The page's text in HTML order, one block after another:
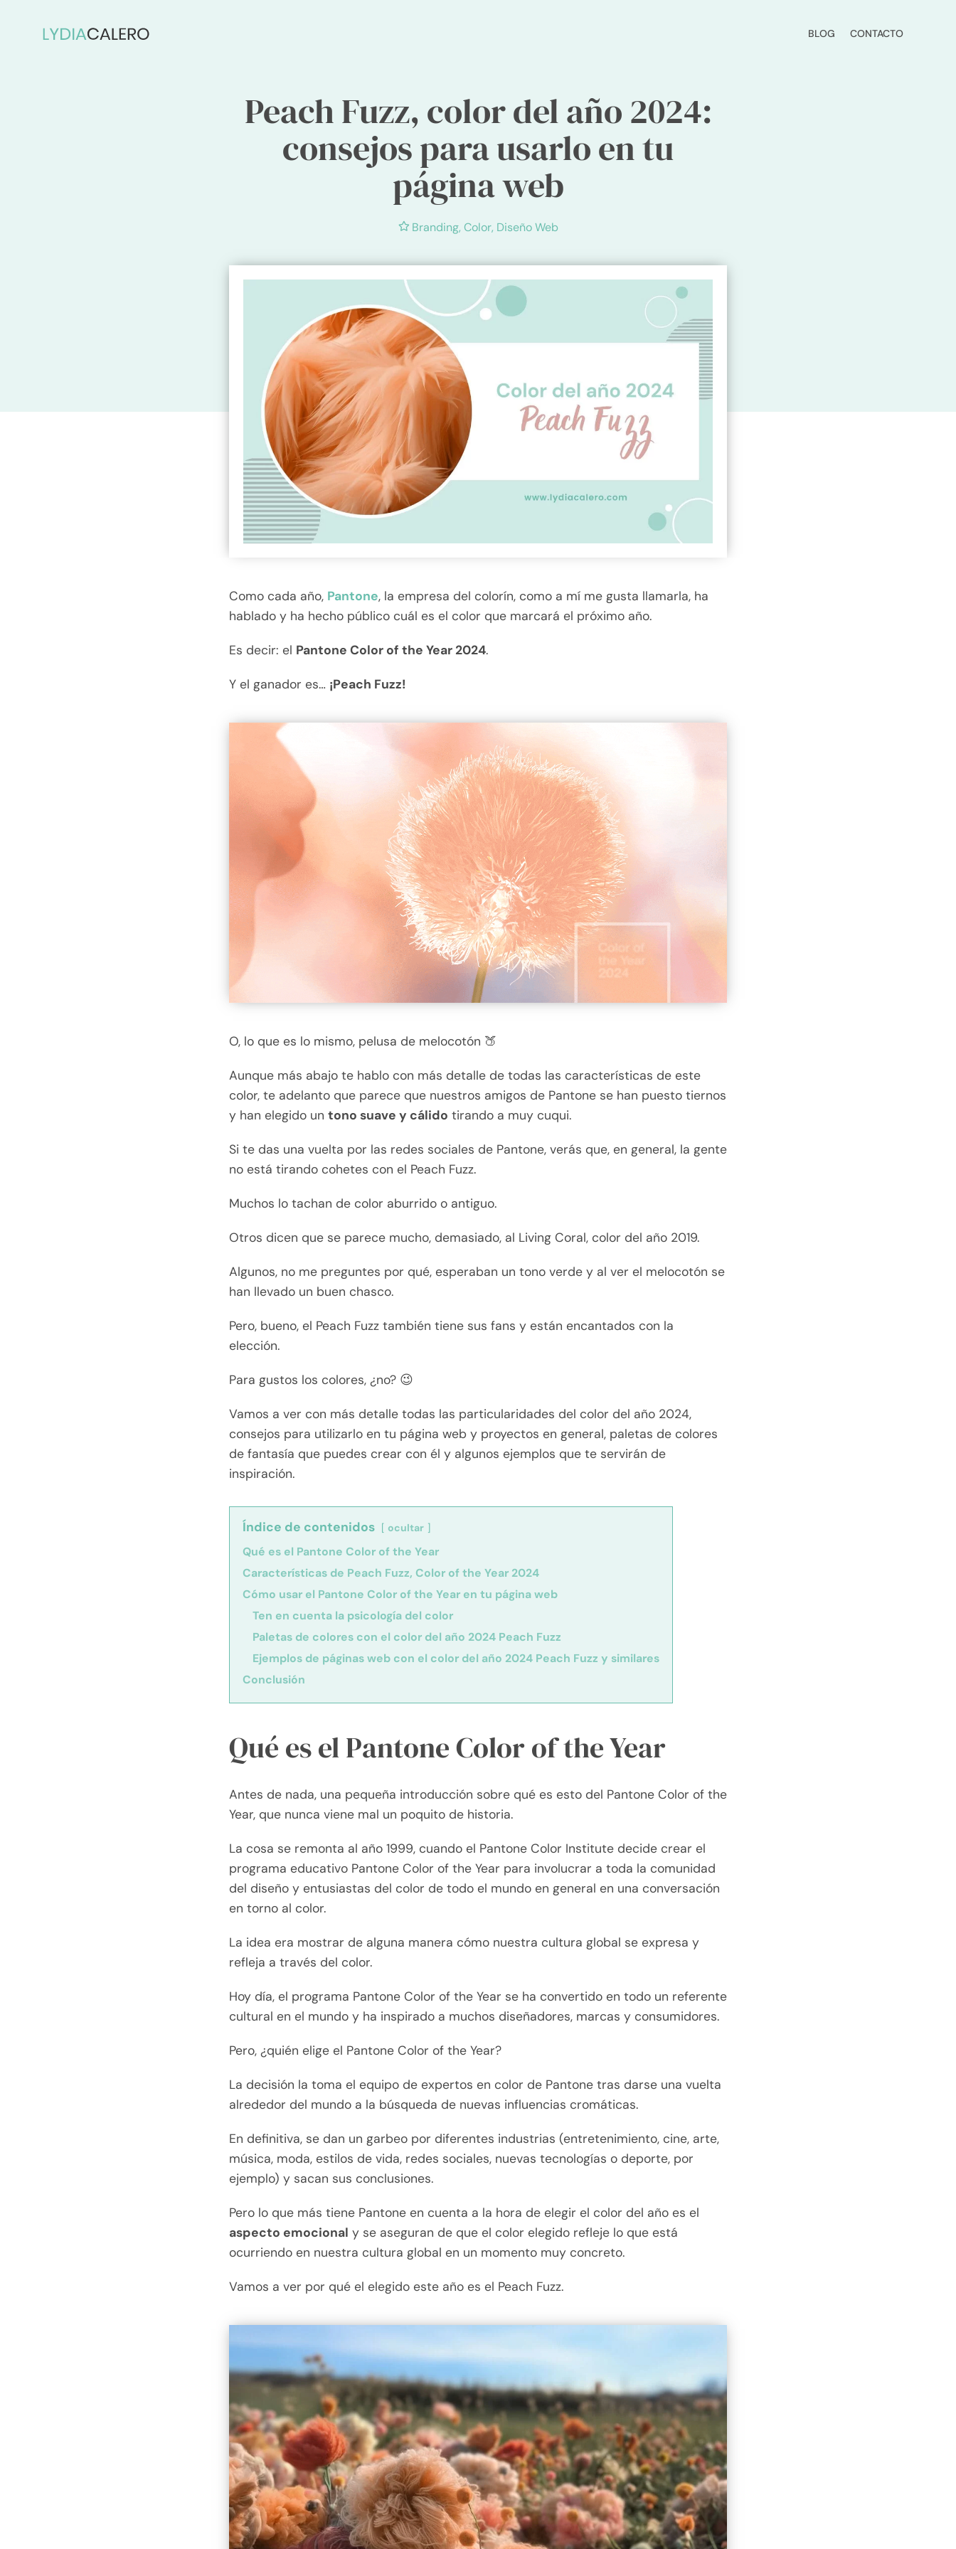
BLOG CONTACTO
Peach Fuzz, color del año 2024:
consejos para usarlo en tu
página web
Branding, Color, Diseño Web
Como cada año, Pantone, la empresa del colorín, como a mí me gusta llamarla, ha
hablado y ha hecho público cuál es el color que marcará el próximo año.
Es decir: el Pantone Color of the Year 2024.
Y el ganador es… ¡Peach Fuzz!
O, lo que es lo mismo, pelusa de melocotón 🍑
Aunque más abajo te hablo con más detalle de todas las características de este
color, te adelanto que parece que nuestros amigos de Pantone se han puesto tiernos
y han elegido un tono suave y cálido tirando a muy cuqui.
Si te das una vuelta por las redes sociales de Pantone, verás que, en general, la gente
no está tirando cohetes con el Peach Fuzz.
Muchos lo tachan de color aburrido o antiguo.
Otros dicen que se parece mucho, demasiado, al Living Coral, color del año 2019.
Algunos, no me preguntes por qué, esperaban un tono verde y al ver el melocotón se
han llevado un buen chasco.
Pero, bueno, el Peach Fuzz también tiene sus fans y están encantados con la
elección.
Para gustos los colores, ¿no? 😉
Vamos a ver con más detalle todas las particularidades del color del año 2024,
consejos para utilizarlo en tu página web y proyectos en general, paletas de colores
de fantasía que puedes crear con él y algunos ejemplos que te servirán de
inspiración.
Índice de contenidos ocultar
Qué es el Pantone Color of the Year
Características de Peach Fuzz, Color of the Year 2024
Cómo usar el Pantone Color of the Year en tu página web
Ten en cuenta la psicología del color
Paletas de colores con el color del año 2024 Peach Fuzz
Ejemplos de páginas web con el color del año 2024 Peach Fuzz y similares
Conclusión
Qué es el Pantone Color of the Year
Antes de nada, una pequeña introducción sobre qué es esto del Pantone Color of the
Year, que nunca viene mal un poquito de historia.
La cosa se remonta al año 1999, cuando el Pantone Color Institute decide crear el
programa educativo Pantone Color of the Year para involucrar a toda la comunidad
del diseño y entusiastas del color de todo el mundo en general en una conversación
en torno al color.
La idea era mostrar de alguna manera cómo nuestra cultura global se expresa y
refleja a través del color.
Hoy día, el programa Pantone Color of the Year se ha convertido en todo un referente
cultural en el mundo y ha inspirado a muchos diseñadores, marcas y consumidores.
Pero, ¿quién elige el Pantone Color of the Year?
La decisión la toma el equipo de expertos en color de Pantone tras darse una vuelta
alrededor del mundo a la búsqueda de nuevas influencias cromáticas.
En definitiva, se dan un garbeo por diferentes industrias (entretenimiento, cine, arte,
música, moda, estilos de vida, redes sociales, nuevas tecnologías o deporte, por
ejemplo) y sacan sus conclusiones.
Pero lo que más tiene Pantone en cuenta a la hora de elegir el color del año es el
aspecto emocional y se aseguran de que el color elegido refleje lo que está
ocurriendo en nuestra cultura global en un momento muy concreto.
Vamos a ver por qué el elegido este año es el Peach Fuzz.